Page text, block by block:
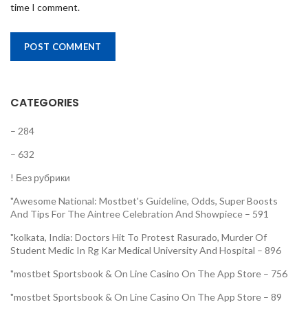
time I comment.
CATEGORIES
– 284
– 632
! Без рубрики
"Awesome National: Mostbet's Guideline, Odds, Super Boosts
And Tips For The Aintree Celebration And Showpiece – 591
"kolkata, India: Doctors Hit To Protest Rasurado, Murder Of
Student Medic In Rg Kar Medical University And Hospital – 896
"‎mostbet Sportsbook & On Line Casino On The App Store – 756
"‎mostbet Sportsbook & On Line Casino On The App Store – 89